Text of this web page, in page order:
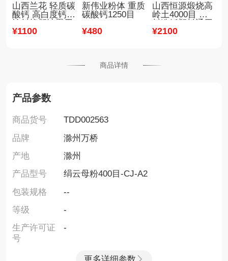
山西兰花 轻质碳
酸钙 高白度钙粉
涂料橡塑油墨用
轻钙 超细钙粉
¥1100
新伟业粉体 重质
碳酸钙1250目
¥480
山西恒源煅烧高
岭土4000目 涂
料造纸塑料通用
高岭土
¥2100
商品详情
产品参数
商品货号
TDD002563
品牌
滁州万桥
产地
滁州
产品型号
绢云母粉400目-CJ-A2
包装规格
--
等级
-
生产许可证
号
-
